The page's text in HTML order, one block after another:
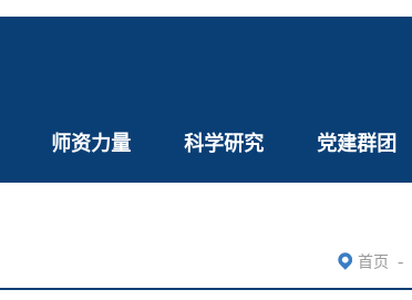
师资力量 科学研究 党建群团
首页 -